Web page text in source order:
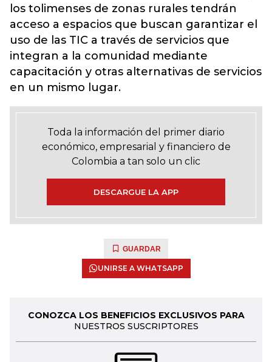
los tolimenses de zonas rurales tendrán
acceso a espacios que buscan garantizar el
uso de las TIC a través de servicios que
integran a la comunidad mediante
capacitación y otras alternativas de servicios
en un mismo lugar.
Toda la información del primer diario
económico, empresarial y financiero de
Colombia a tan solo un clic
DESCARGUE LA APP
GUARDAR
UNIRSE A WHATSAPP
CONOZCA LOS BENEFICIOS EXCLUSIVOS PARA
NUESTROS SUSCRIPTORES